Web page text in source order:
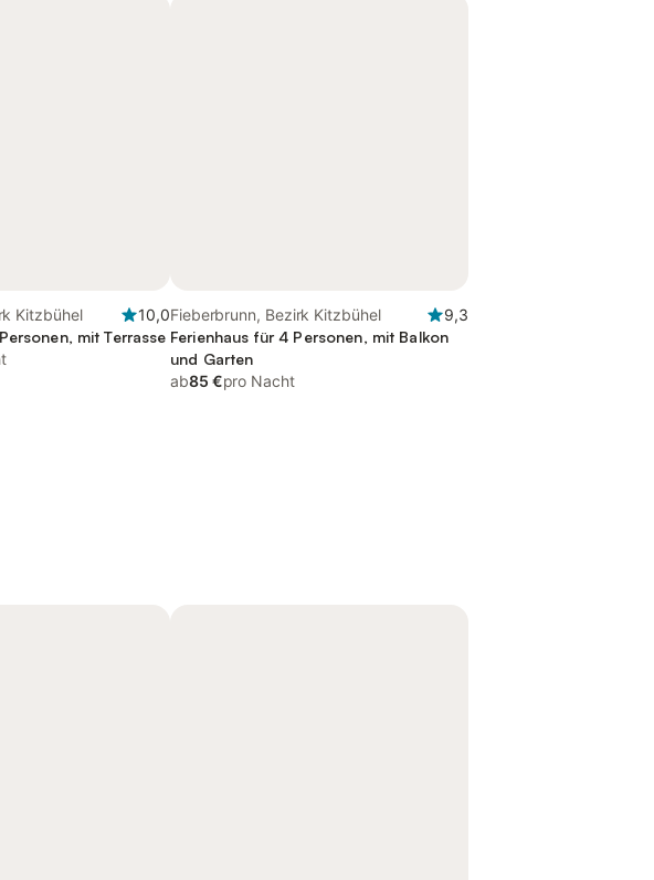
Kitzbühel
10,0
mit Terrasse
Fieberbrunn, Bezirk Kitzbühel
9,3
Ferienhaus für 4 Personen, mit Balkon
und Garten
ab85 €pro Nacht